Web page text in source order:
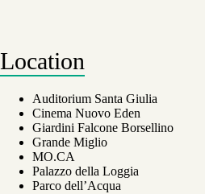
Location
Auditorium Santa Giulia
Cinema Nuovo Eden
Giardini Falcone Borsellino
Grande Miglio
MO.CA
Palazzo della Loggia
Parco dell’Acqua